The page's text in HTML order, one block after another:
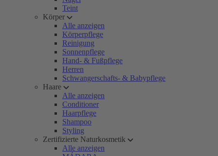
Teint
Körper
Alle anzeigen
Körperpflege
Reinigung
Sonnenpflege
Hand- & Fußpflege
Herren
Schwangerschafts- & Babypflege
Haare
Alle anzeigen
Conditioner
Haarpflege
Shampoo
Styling
Zertifizierte Naturkosmetik
Alle anzeigen